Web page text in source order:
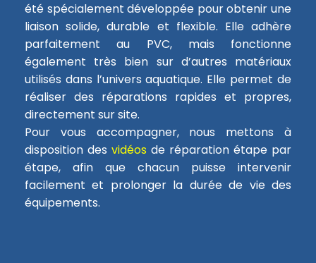
été spécialement développée pour obtenir une
liaison solide, durable et flexible. Elle adhère
parfaitement au PVC, mais fonctionne
également très bien sur d’autres matériaux
utilisés dans l’univers aquatique. Elle permet de
réaliser des réparations rapides et propres,
directement sur site.
Pour vous accompagner, nous mettons à
disposition des vidéos de réparation étape par
étape, afin que chacun puisse intervenir
facilement et prolonger la durée de vie des
équipements.